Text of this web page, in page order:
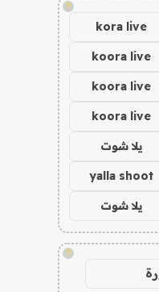
!
kora live
koora live
koora live
koora live
يلا شوت
yalla shoot
يلا شوت
!